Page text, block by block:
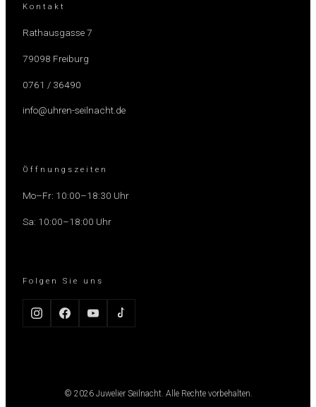
Kontakt
Rathausgasse 7
79098 Freiburg
0761 / 36490
info@uhren-seilnacht.de
Öffnungszeiten
Mo–Fr: 10:00–18:30 Uhr
Sa: 10:00–18:00 Uhr
Folgen Sie uns
© 2026 Juwelier Seilnacht. Alle Rechte vorbehalten.